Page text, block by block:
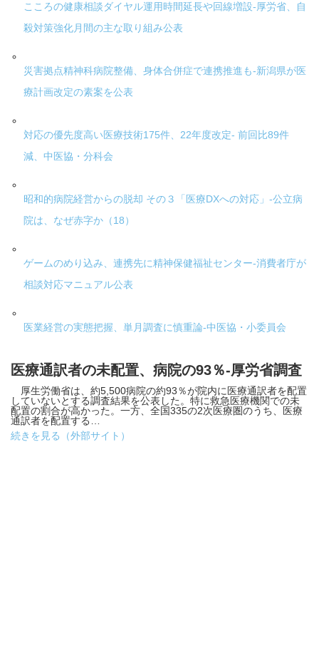
こころの健康相談ダイヤル運用時間延長や回線増設-厚労省、自
殺対策強化月間の主な取り組み公表
災害拠点精神科病院整備、身体合併症で連携推進も-新潟県が医
療計画改定の素案を公表
対応の優先度高い医療技術175件、22年度改定- 前回比89件
減、中医協・分科会
昭和的病院経営からの脱却 その３「医療DXへの対応」-公立病
院は、なぜ赤字か（18）
ゲームのめり込み、連携先に精神保健福祉センター-消費者庁が
相談対応マニュアル公表
医業経営の実態把握、単月調査に慎重論-中医協・小委員会
医療通訳者の未配置、病院の93％-厚労省調査
厚生労働省は、約5,500病院の約93％が院内に医療通訳者を配置
していないとする調査結果を公表した。特に救急医療機関での未
配置の割合が高かった。一方、全国335の2次医療圏のうち、医療
通訳者を配置する…
続きを見る（外部サイト）